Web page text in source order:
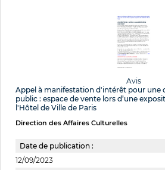
Avis
Appel à manifestation d'intérêt pour une
public : espace de vente lors d’une
l'Hôtel de Ville de Paris
Direction des Affaires Culturelles
Date de publication :
12/09/2023